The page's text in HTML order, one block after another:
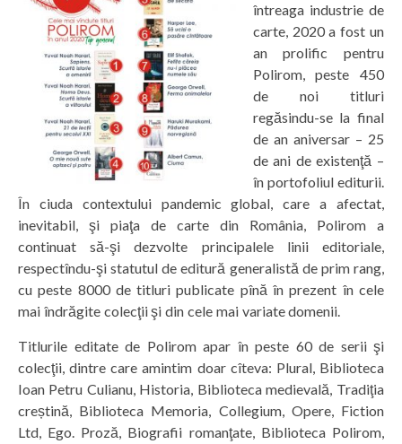
întreaga industrie de
carte, 2020 a fost un
an prolific pentru
Polirom, peste 450
de noi titluri
regăsindu-se la final
de an aniversar – 25
de ani de existenţă –
în portofoliul editurii.
În ciuda contextului pandemic global, care a afectat,
inevitabil, şi piaţa de carte din România, Polirom a
continuat să-şi dezvolte principalele linii editoriale,
respectîndu-şi statutul de editură generalistă de prim rang,
cu peste 8000 de titluri publicate pînă în prezent în cele
mai îndrăgite colecţii şi din cele mai variate domenii.
Titlurile editate de Polirom apar în peste 60 de serii şi
colecţii, dintre care amintim doar cîteva: Plural, Biblioteca
Ioan Petru Culianu, Historia, Biblioteca medievală, Tradiţia
creștină, Biblioteca Memoria, Collegium, Opere, Fiction
Ltd, Ego. Proză, Biografii romanţate, Biblioteca Polirom,